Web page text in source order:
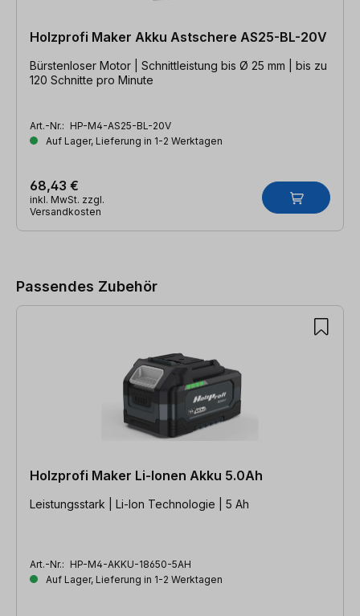
Holzprofi Maker Akku Astschere AS25-BL-20V
Bürstenloser Motor | Schnittleistung bis Ø 25 mm | bis zu
120 Schnitte pro Minute
Art.-Nr.: HP-M4-AS25-BL-20V
Auf Lager, Lieferung in 1-2 Werktagen
68,43 €
inkl. MwSt. zzgl.
Versandkosten
Passendes Zubehör
Holzprofi Maker Li-Ionen Akku 5.0Ah
Leistungsstark | Li-Ion Technologie | 5 Ah
Art.-Nr.: HP-M4-AKKU-18650-5AH
Auf Lager, Lieferung in 1-2 Werktagen